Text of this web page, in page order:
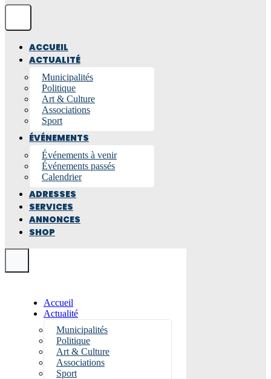
ACCUEIL
ACTUALITÉ
Municipalités
Politique
Art & Culture
Associations
Sport
ÉVÉNEMENTS
Événements à venir
Événements passés
Calendrier
ADRESSES
SERVICES
ANNONCES
SHOP
Accueil
Actualité
Municipalités
Politique
Art & Culture
Associations
Sport